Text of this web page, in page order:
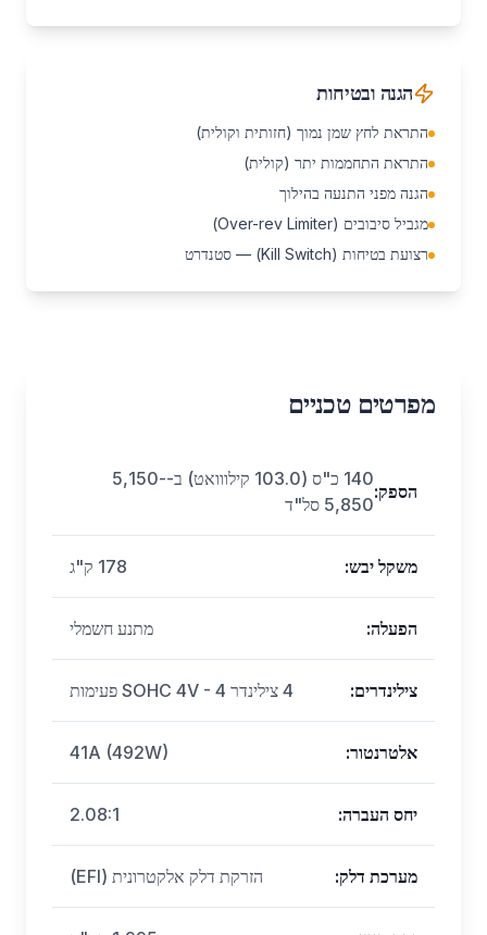
הגנה ובטיחות
התראת לחץ שמן נמוך (חזותית וקולית)
התראת התחממות יתר (קולית)
הגנה מפני התנעה בהילוך
מגביל סיבובים (Over-rev Limiter)
רצועת בטיחות (Kill Switch) — סטנדרט
מפרטים טכניים
הספק:
140 כ"ס (103.0 קילווואט) ב-5,150-
5,850 סל"ד
משקל יבש: 178 ק"ג
הפעלה: מתנע חשמלי
צילינדרים: 4 צילינדר SOHC 4V - 4 פעימות
אלטרנטור:
41A (492W)
יחס העברה:
2.08:1
מערכת דלק: הזרקת דלק אלקטרונית (EFI)